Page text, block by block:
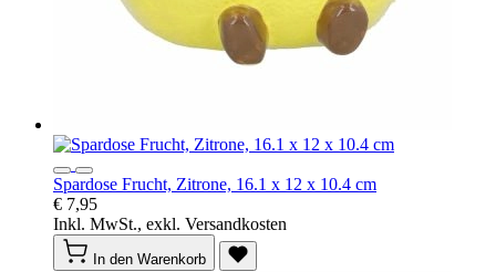
Spardose Frucht, Zitrone, 16.1 x 12 x 10.4 cm
€ 7,95
Inkl. MwSt., exkl. Versandkosten
In den Warenkorb